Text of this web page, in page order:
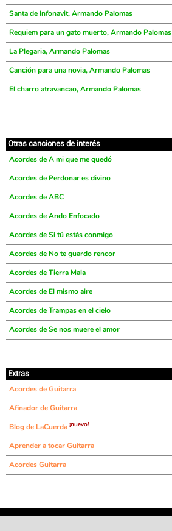
Santa de Infonavit, Armando Palomas
Requiem para un gato muerto, Armando Palomas
La Plegaria, Armando Palomas
Canción para una novia, Armando Palomas
El charro atravancao, Armando Palomas
Otras canciones de interés
Acordes de A mi que me quedó
Acordes de Perdonar es divino
Acordes de ABC
Acordes de Ando Enfocado
Acordes de Si tú estás conmigo
Acordes de No te guardo rencor
Acordes de Tierra Mala
Acordes de El mismo aire
Acordes de Trampas en el cielo
Acordes de Se nos muere el amor
Extras
Acordes de Guitarra
Afinador de Guitarra
Blog de LaCuerda ¡nuevo!
Aprender a tocar Guitarra
Acordes Guitarra